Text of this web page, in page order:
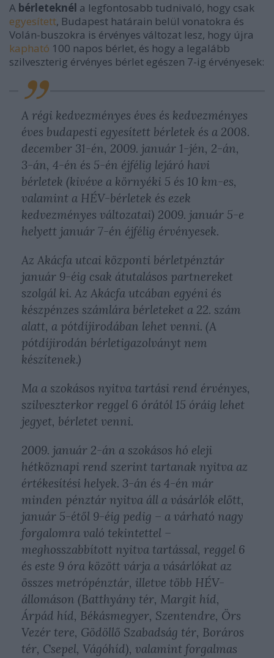
A bérleteknél a legfontosabb tudnivaló, hogy csak
egyesített, Budapest határain belül vonatokra és
Volán-buszokra is érvényes változat lesz, hogy újra
kapható 100 napos bérlet, és hogy a legalább
szilveszterig érvényes bérlet egészen 7-ig érvényesek:
A régi kedvezményes éves és kedvezményes
éves budapesti egyesített bérletek és a 2008.
december 31-én, 2009. január 1-jén, 2-án,
3-án, 4-én és 5-én éjfélig lejáró havi
bérletek (kivéve a környéki 5 és 10 km-es,
valamint a HÉV-bérletek és ezek
kedvezményes változatai) 2009. január 5-e
helyett január 7-én éjfélig érvényesek.
Az Akácfa utcai központi bérletpénztár
január 9-éig csak átutalásos partnereket
szolgál ki. Az Akácfa utcában egyéni és
készpénzes számlára bérleteket a 22. szám
alatt, a pótdíjirodában lehet venni. (A
pótdíjirodán bérletigazolványt nem
készítenek.)
Ma a szokásos nyitva tartási rend érvényes,
szilveszterkor reggel 6 órától 15 óráig lehet
jegyet, bérletet venni.
2009. január 2-án a szokásos hó eleji
hétköznapi rend szerint tartanak nyitva az
értékesítési helyek. 3-án és 4-én már
minden pénztár nyitva áll a vásárlók előtt,
január 5-étől 9-éig pedig – a várható nagy
forgalomra való tekintettel –
meghosszabbított nyitva tartással, reggel 6
és este 9 óra között várja a vásárlókat az
összes metrópénztár, illetve több HÉV-
állomáson (Batthyány tér, Margit híd,
Árpád híd, Békásmegyer, Szentendre, Örs
Vezér tere, Gödöllő Szabadság tér, Boráros
tér, Csepel, Vágóhíd), valamint forgalmas